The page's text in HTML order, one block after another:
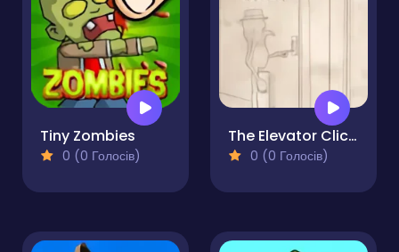
Tiny Zombies
0 (0 Голосів)
The Elevator Clicker
0 (0 Голосів)